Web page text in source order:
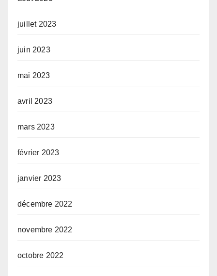
juillet 2023
juin 2023
mai 2023
avril 2023
mars 2023
février 2023
janvier 2023
décembre 2022
novembre 2022
octobre 2022